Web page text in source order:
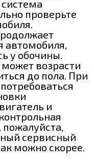
проверьте
автомобиля,
у обочины.
возрасти
до пола. При
и
сервисный
можно скорее.